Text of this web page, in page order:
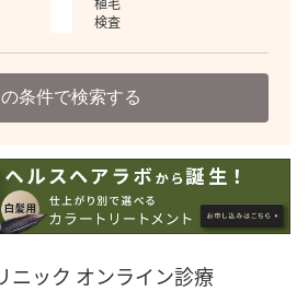
検査
条件で検索する
ニック オンライン診療